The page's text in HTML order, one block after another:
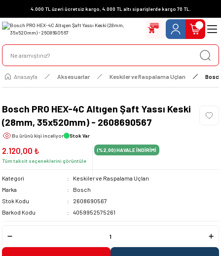
4.000 TL üzeri ücretsiz kargo, 4.000 TL altı siparişlerde kargo 70 TL.
Anasayfa Aksesuarlar Keskiler ve Raspalama Uçları
Bosch PRO HEX-4C Altıgen Şaft Yassı Keski
(28mm, 35x520mm) - 2608690567
Bu ürünü kişi inceliyor Stok Var
2.120,00 ₺
Tüm taksit seçeneklerini görüntüle
(%2,00)HAVALE İNDİRİMİ
Kategori
Keskiler ve Raspalama Uçları
Marka
Bosch
Stok Kodu
2608690567
Barkod Kodu
4059952575261